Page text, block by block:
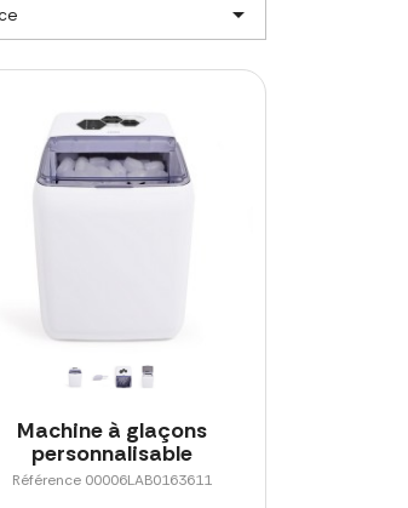

Machine à glaçons
personnalisable
Référence 00006LAB0163611